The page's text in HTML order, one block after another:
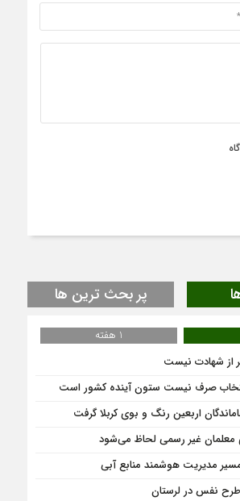
پر بحث ترین ها
1 هفته
از شهادت نیست
صرف نیست ستون آینده کشور است
اربعین رنگ و بوی کربلا گرفت
معلمان غیر رسمی لحاظ می‌شود
مدیریت هوشمند منابع آبی